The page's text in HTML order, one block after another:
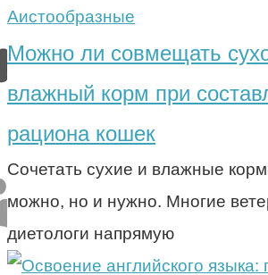
Аистообразные
Можно ли совмещать
влажный корм при
рациона кошек
Сочетать сухие и влажные
можно, но и нужно. Многие
диетологи напрямую